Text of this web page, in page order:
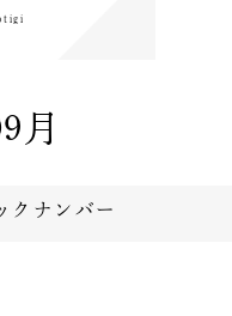
月
クナンバー